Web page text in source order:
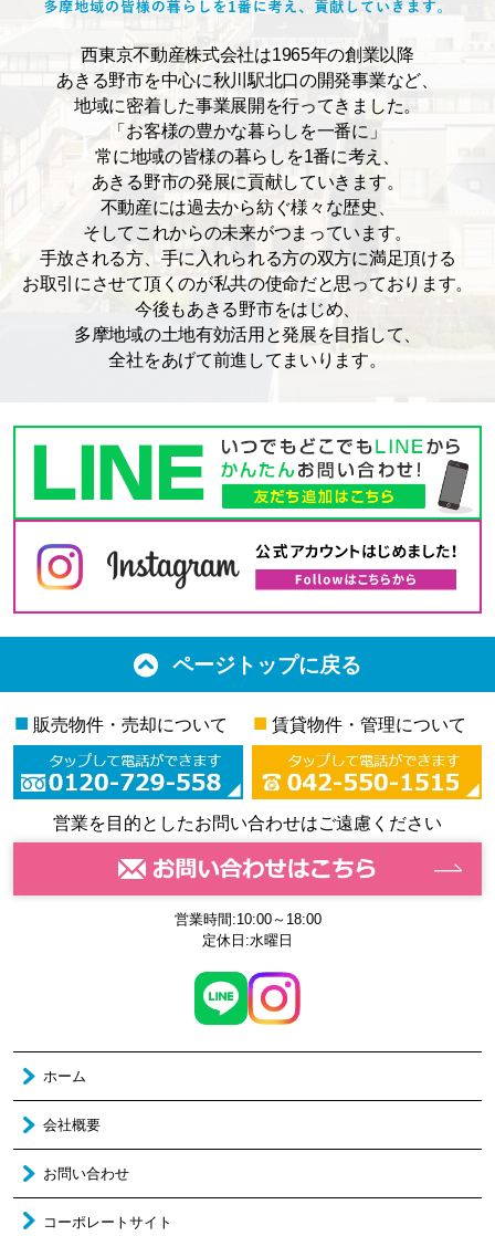
西東京不動産株式会社は1965年の創業以降
あきる野市を中心に秋川駅北口の開発事業など、
地域に密着した事業展開を行ってきました。
「お客様の豊かな暮らしを一番に」
常に地域の皆様の暮らしを1番に考え、
あきる野市の発展に貢献していきます。
不動産には過去から紡ぐ様々な歴史、
そしてこれからの未来がつまっています。
手放される方、手に入れられる方の双方に満足頂ける
お取引にさせて頂くのが私共の使命だと思っております。
今後もあきる野市をはじめ、
多摩地域の土地有効活用と発展を目指して、
全社をあげて前進してまいります。
ページトップに戻る
■ 販売物件・売却について ■ 賃貸物件・管理について
営業を目的としたお問い合わせはご遠慮ください
営業時間:10:00～18:00
定休日:水曜日
ホーム
会社概要
お問い合わせ
コーポレートサイト